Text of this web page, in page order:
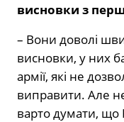
висновки з
– Вони доволі
висновки, у них
армії, які не
виправити. Але
варто думати, що